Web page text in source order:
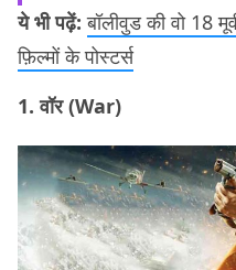
ये भी पढ़ें: बॉलीवुड की वो 18
फ़िल्मों के पोस्टर्स
1. वॉर (War)